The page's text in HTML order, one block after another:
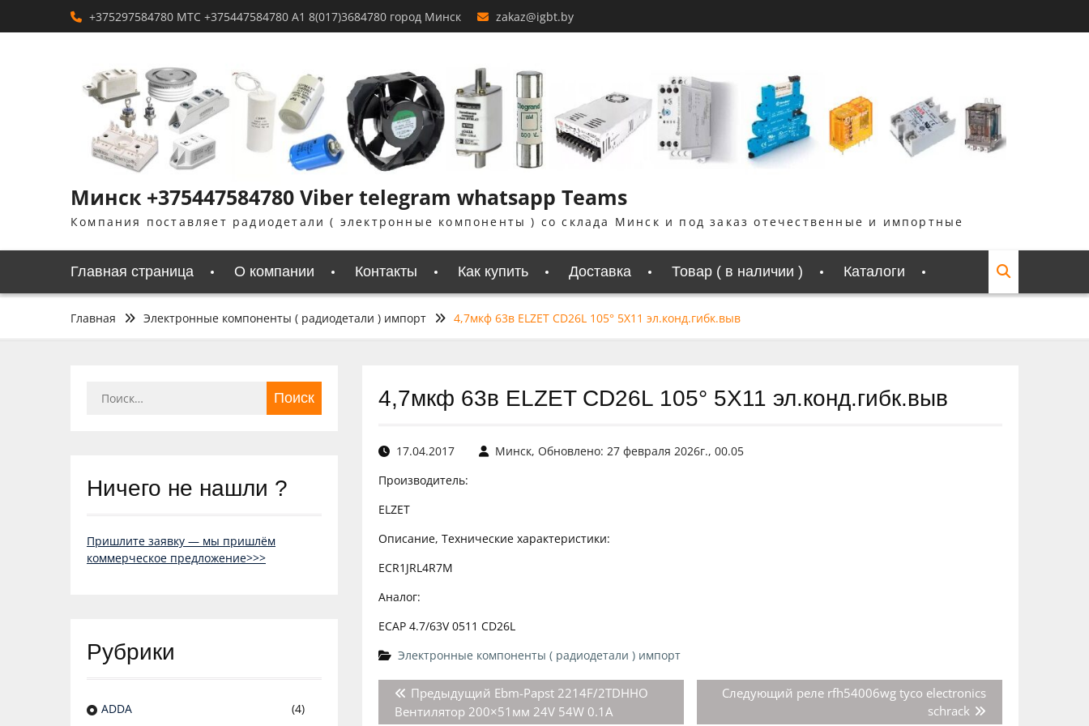
+375297584780 MTC +375447584780 A1 8(017)3684780 город Минск zakaz@igbt.by
Минск +375447584780 Viber telegram whatsapp Teams
Компания поставляет радиодетали ( электронные компоненты ) со склада Минск и под заказ отечественные и импортные
Главная страница О компании Контакты Как купить Доставка Товар ( в наличии ) Каталоги
Главная Электронные компоненты ( радиодетали ) импорт 4,7мкф 63в ELZET CD26L 105° 5Х11 эл.конд.гибк.выв
4,7мкф 63в ELZET CD26L 105° 5Х11 эл.конд.гибк.выв
17.04.2017
Минск, Обновлено: 27 февраля 2026г., 00.05
Производитель:
ELZET
Описание, Технические характеристики:
ECR1JRL4R7M
Аналог:
ECAP 4.7/63V 0511 CD26L
Электронные компоненты ( радиодетали ) импорт
Навигация
по
Предыдущий Предыдущая
запись:
Ebm-Papst 2214F/2TDHHO
Вентилятор 200×51мм 24V 54W 0.1A
Следующий Следующая
реле rfh54006wg tyco electronics
schrack
Ничего не нашли ?
Пришлите заявку — мы пришлём
коммерческое предложение>>>
Рубрики
ADDA
(4)